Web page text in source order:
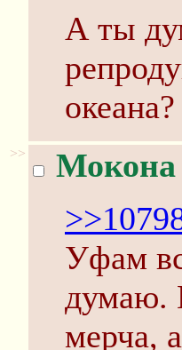
А ты
океана?
>> Мокона
Уфам
думаю.
мерча,